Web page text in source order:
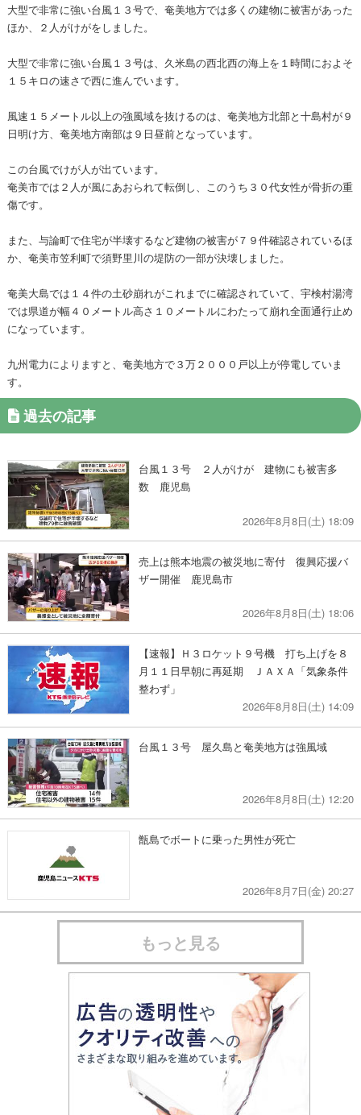
大型で非常に強い台風１３号で、奄美地方では多くの建物に被害があった
ほか、２人がけがをしました。
大型で非常に強い台風１３号は、久米島の西北西の海上を１時間におよそ
１５キロの速さで西に進んでいます。
風速１５メートル以上の強風域を抜けるのは、奄美地方北部と十島村が９
日明け方、奄美地方南部は９日昼前となっています。
この台風でけが人が出ています。
奄美市では２人が風にあおられて転倒し、このうち３０代女性が骨折の重
傷です。
また、与論町で住宅が半壊するなど建物の被害が７９件確認されているほ
か、奄美市笠利町で須野里川の堤防の一部が決壊しました。
奄美大島では１４件の土砂崩れがこれまでに確認されていて、宇検村湯湾
では県道が幅４０メートル高さ１０メートルにわたって崩れ全面通行止め
になっています。
九州電力によりますと、奄美地方で３万２０００戸以上が停電していま
す。
過去の記事
台風１３号 ２人がけが 建物にも被害多
数 鹿児島
2026年8月8日(土) 18:09
売上は熊本地震の被災地に寄付 復興応援バ
ザー開催 鹿児島市
2026年8月8日(土) 18:06
【速報】Ｈ３ロケット９号機 打ち上げを８
月１１日早朝に再延期 ＪＡＸＡ「気象条件
整わず」
2026年8月8日(土) 14:09
台風１３号 屋久島と奄美地方は強風域
2026年8月8日(土) 12:20
甑島でボートに乗った男性が死亡
2026年8月7日(金) 20:27
もっと見る